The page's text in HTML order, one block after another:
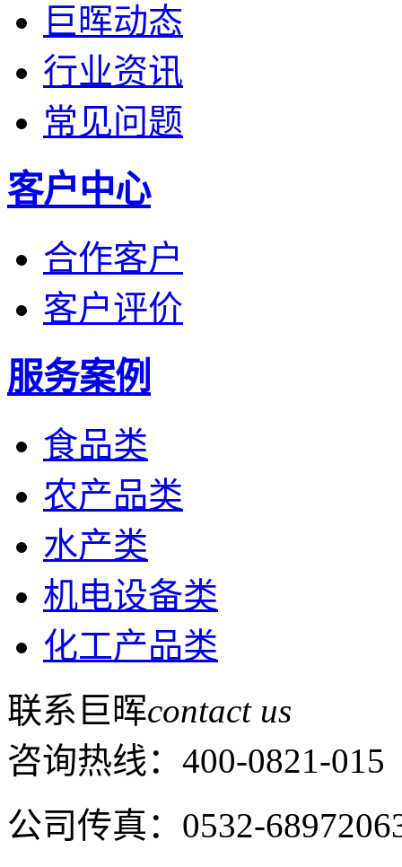
巨晖动态
行业资讯
常见问题
客户中心
合作客户
客户评价
服务案例
食品类
农产品类
水产类
机电设备类
化工产品类
联系巨晖contact us
咨询热线： 400-0821-015
公司传真：0532-